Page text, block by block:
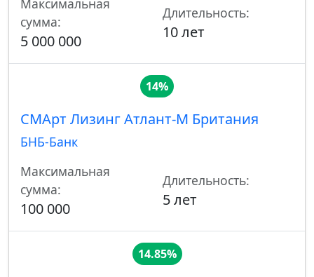
Максимальная
сумма:
5 000 000
Длительность:
10 лет
14%
СМАрт Лизинг Атлант-М Британия
БНБ-Банк
Максимальная
сумма:
100 000
Длительность:
5 лет
14.85%